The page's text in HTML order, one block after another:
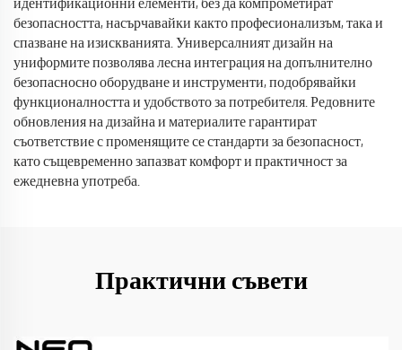
идентификационни елементи, без да компрометират
безопасността, насърчавайки както професионализъм, така и
спазване на изискванията. Универсалният дизайн на
униформите позволява лесна интеграция на допълнително
безопасносно оборудване и инструменти, подобрявайки
функционалността и удобството за потребителя. Редовните
обновления на дизайна и материалите гарантират
съответствие с променящите се стандарти за безопасност,
като същевременно запазват комфорт и практичност за
ежедневна употреба.
Практични съвети